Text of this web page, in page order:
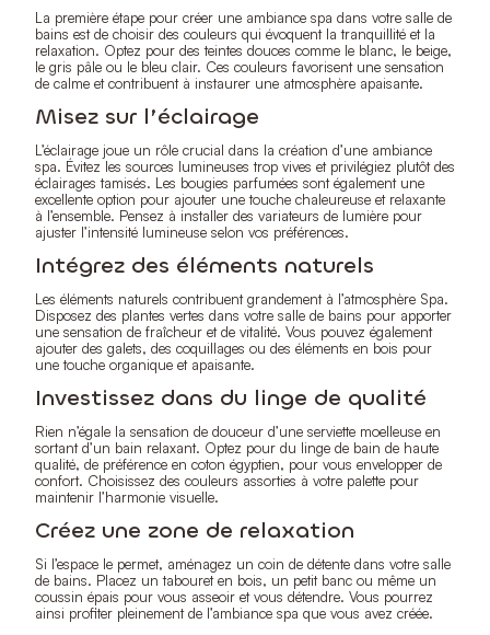
La première étape pour créer une ambiance spa dans votre salle de
bains est de choisir des couleurs qui évoquent la tranquillité et la
relaxation. Optez pour des teintes douces comme le blanc, le beige,
le gris pâle ou le bleu clair. Ces couleurs favorisent une sensation
de calme et contribuent à instaurer une atmosphère apaisante.
Misez sur l’éclairage
L’éclairage joue un rôle crucial dans la création d’une ambiance
spa. Évitez les sources lumineuses trop vives et privilégiez plutôt des
éclairages tamisés. Les bougies parfumées sont également une
excellente option pour ajouter une touche chaleureuse et relaxante
à l’ensemble. Pensez à installer des variateurs de lumière pour
ajuster l’intensité lumineuse selon vos préférences.
Intégrez des éléments naturels
Les éléments naturels contribuent grandement à l’atmosphère Spa.
Disposez des plantes vertes dans votre salle de bains pour apporter
une sensation de fraîcheur et de vitalité. Vous pouvez également
ajouter des galets, des coquillages ou des éléments en bois pour
une touche organique et apaisante.
Investissez dans du linge de qualité
Rien n’égale la sensation de douceur d’une serviette moelleuse en
sortant d’un bain relaxant. Optez pour du linge de bain de haute
qualité, de préférence en coton égyptien, pour vous envelopper de
confort. Choisissez des couleurs assorties à votre palette pour
maintenir l’harmonie visuelle.
Créez une zone de relaxation
Si l’espace le permet, aménagez un coin de détente dans votre salle
de bains. Placez un tabouret en bois, un petit banc ou même un
coussin épais pour vous asseoir et vous détendre. Vous pourrez
ainsi profiter pleinement de l’ambiance spa que vous avez créée.